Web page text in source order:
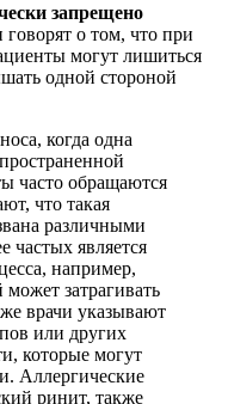
запрещено
о том, что при
могут лишиться
одной стороной
когда одна
часто обращаются
что такая
различными
частых является
например,
затрагивать
врачи указывают
или других
которые могут
Аллергические
ринит, также